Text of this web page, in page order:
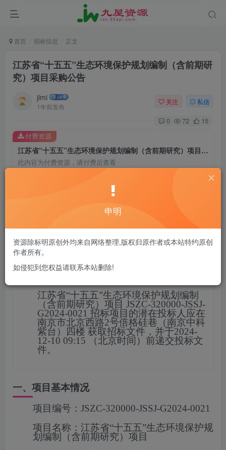
首页 招标信息 正文
江苏省“十五五”生态环境保护规划编制（含前期研
究）项目采购公告
jimi
1年前发布
关注 私信
0 72 15
江苏省“十五五”生态环境保护规划编制（含前期研究）项目采购公告
此内容为付费资源，请付费后查看
20
您当前未登录！建议登陆后购买，可保存购买订单
付费资源
江苏省“十五五”生态环境保护规划编制
（含前期研究）项目 JSZC-320000-JSSJ-
G2024-0021 招标项目的潜在投标人应在
南京市北京西路2号倍格硅巷（南京中科
紫台）四楼 获取招标文件，并于2024-
12-10 09:15 （北京时间）前递交投标文
件。
一、项目基本情况
项目编号： JSZC-320000-JSSJ-G2024-0021
项目名称： 江苏省“十五五”生态环境保护规
划编制（含前期研究）项目
申明
资源除标明原创外均来自网络整理,版权归原作者或本站特约原创
作者所有。
如侵犯到您权益请联系本站删除!